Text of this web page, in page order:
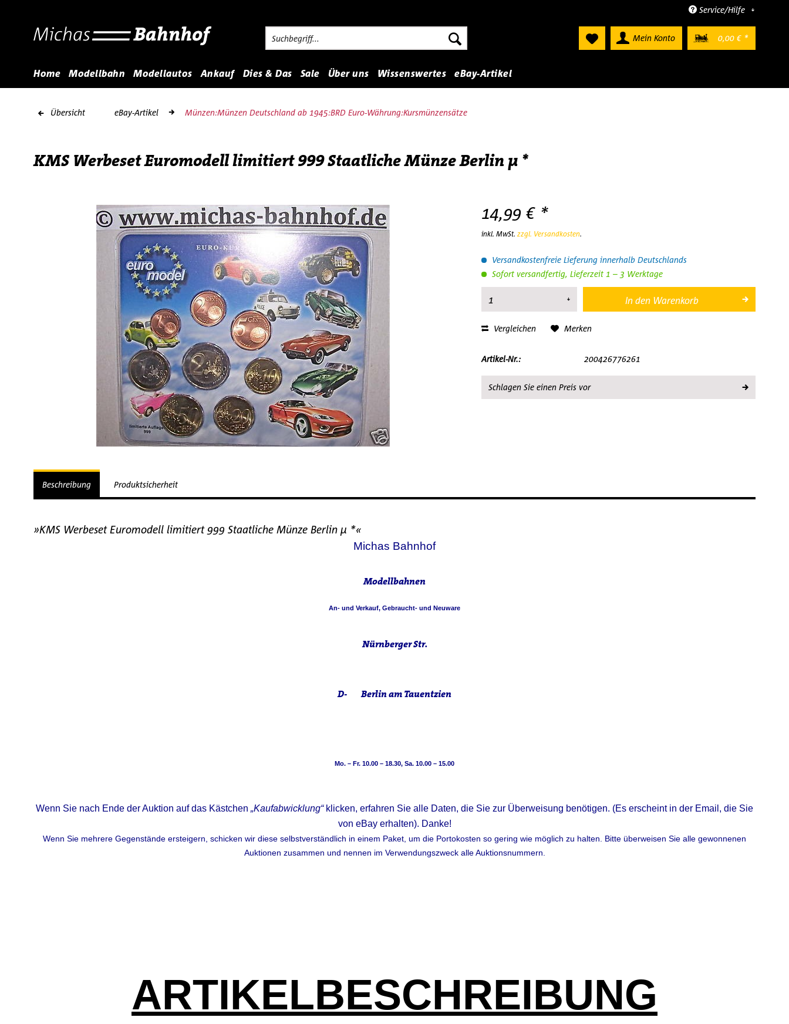
Service/Hilfe
Mein Konto 0,00 € *
Home Modellbahn Modellautos Ankauf Dies & Das Sale Über uns Wissenswertes eBay-Artikel
Übersicht eBay-Artikel Münzen:Münzen Deutschland ab 1945:BRD Euro-Währung:Kursmünzensätze
KMS Werbeset Euromodell limitiert 999 Staatliche Münze Berlin µ *
14,99 € *
inkl. MwSt. zzgl. Versandkosten.
Versandkostenfreie Lieferung innerhalb Deutschlands
Sofort versandfertig, Lieferzeit 1 – 3 Werktage
In den Warenkorb
Vergleichen Merken
Artikel-Nr.: 200426776261
Schlagen Sie einen Preis vor
Beschreibung Produktsicherheit
»KMS Werbeset Euromodell limitiert 999 Staatliche Münze Berlin µ *«
Michas Bahnhof
Modellbahnen
An- und Verkauf, Gebraucht- und Neuware
Nürnberger Str.
D- Berlin am Tauentzien
Mo. – Fr. 10.00 – 18.30, Sa. 10.00 – 15.00
Wenn Sie nach Ende der Auktion auf das Kästchen „Kaufabwicklung“klicken, erfahren Sie alle Daten, die Sie zur Überweisung benötigen. (Es erscheint in der Email, die Sie
von eBay erhalten). Danke!
Wenn Sie mehrere Gegenstände ersteigern, schicken wir diese selbstver­ständlich in einem Paket, um die Portokosten so gering wie möglich zu halten. Bitte überweisen Sie alle gewonnenen
Auktionen zusammen und nennen im Verwendungszweck alle Auktionsnummern.
ARTIKELBESCHREIBUNG